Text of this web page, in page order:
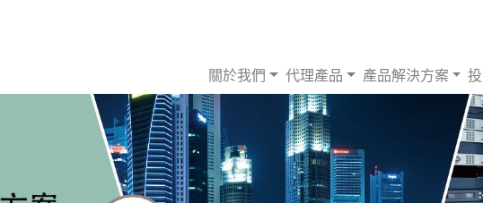
關於我們 代理產品 產品解決方案